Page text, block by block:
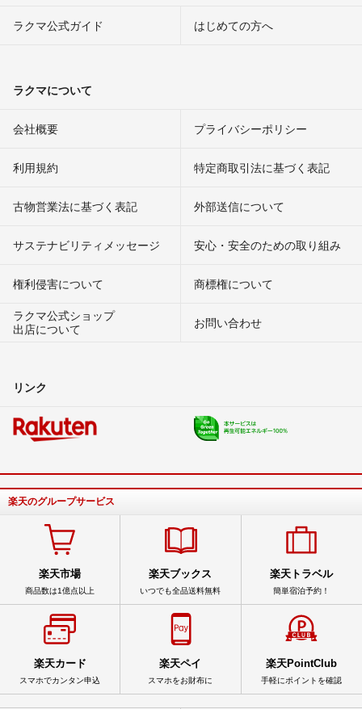
ラクマ公式ガイド はじめての方へ
ラクマについて
会社概要 プライバシーポリシー
利用規約 特定商取引法に基づく表記
古物営業法に基づく表記 外部送信について
サステナビリティメッセージ 安心・安全のための取り組み
権利侵害について
商標権について
ラクマ公式ショップ
出店について
お問い合わせ
リンク
楽天のグループサービス
楽天市場
商品数は1億点以上
楽天ブックス
いつでも全品送料無料
楽天トラベル
簡単宿泊予約！
楽天カード
スマホでカンタン申込
楽天ペイ
スマホをお財布に
楽天PointClub
手軽にポイントを確認